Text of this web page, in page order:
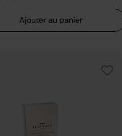
Ajouter au panier